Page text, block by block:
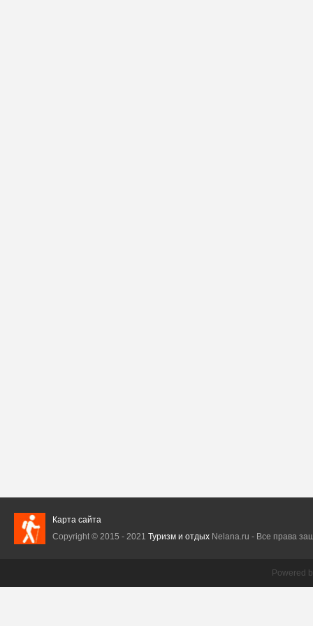
Карта сайта
Copyright © 2015 - 2021 Туризм и отдыхNelana.ru - Все права
Powered